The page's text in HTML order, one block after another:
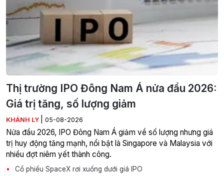
Thị trường IPO Đông Nam Á nửa đầu 2026:
Giá trị tăng, số lượng giảm
KHÁNH LY 05-08-2026
Nửa đầu 2026, IPO Đông Nam Á giảm về số lượng nhưng giá
trị huy động tăng mạnh, nổi bật là Singapore và Malaysia với
nhiều đợt niêm yết thành công.
Cổ phiếu SpaceX rơi xuống dưới giá IPO